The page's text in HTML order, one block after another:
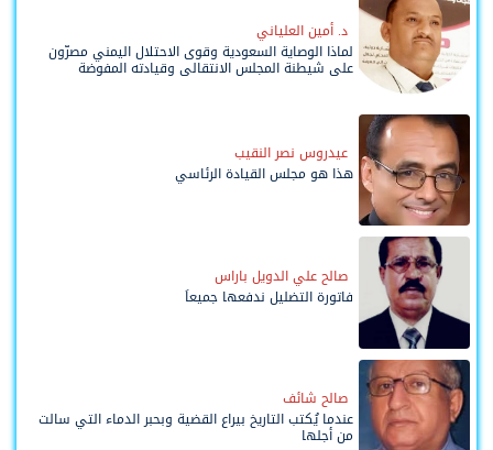
د. أمين العلياني
لماذا الوصاية السعودية وقوى الاحتلال اليمني مصرّون
على شيطنة المجلس الانتقالي وقيادته المفوضة
عيدروس نصر النقيب
هذا هو مجلس القيادة الرئاسي
صالح علي الدويل باراس
فاتورة التضليل ندفعها جميعاً
صالح شائف
عندما يُكتب التاريخ بيراع القضية وبحبر الدماء التي سالت
من أجلها